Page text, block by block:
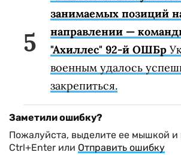
занимаемых позиций
направлении —
"Ахиллес" 92-й ОШБр
военным удалось
закрепиться.
Заметили ошибку?
Пожалуйста, выделите ее мышкой
Ctrl+Enter или Отправить ошибку